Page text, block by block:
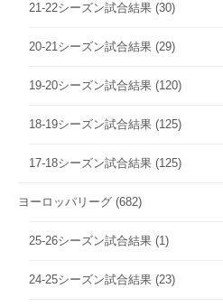
21-22シーズン試合結果 (30)
20-21シーズン試合結果 (29)
19-20シーズン試合結果 (120)
18-19シーズン試合結果 (125)
17-18シーズン試合結果 (125)
ヨーロッパリーグ (682)
25-26シーズン試合結果 (1)
24-25シーズン試合結果 (23)